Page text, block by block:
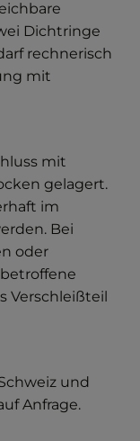
Dichtringe
rechnerisch
mit
mit
gelagert.
im
Bei
oder
Verschleißteil
und
Anfrage.